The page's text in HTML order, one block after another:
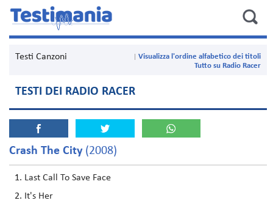
Testi Canzoni
Visualizza l'ordine alfabetico dei titoli
Tutto su Radio Racer
TESTI DEI RADIO RACER
Crash The City(2008)
Last Call To Save Face
It's Her